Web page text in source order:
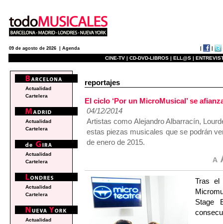
09 de agosto de 2026 | Agenda
CINE-TV | CD-DVD-LIBROS | ELL@S |
reportajes
El ciclo ‘Por un MicroMusical’ se
04/12/2014
Artistas como Alejandro Albarracín,
estas piezas musicales que se podrán
de enero de 2015.
Tras el
Stage
Actualidad
Cartelera
Actualidad
Cartelera
Actualidad
Cartelera
Actualidad
Cartelera
Actualidad